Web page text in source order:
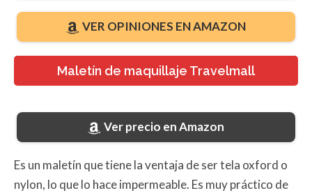
VER OPINIONES EN AMAZON
Maletín de maquillaje Travelmall
Ver precio en Amazon
Es un maletín que tiene la ventaja de ser tela oxford o
nylon, lo que lo hace impermeable. Es muy práctico de